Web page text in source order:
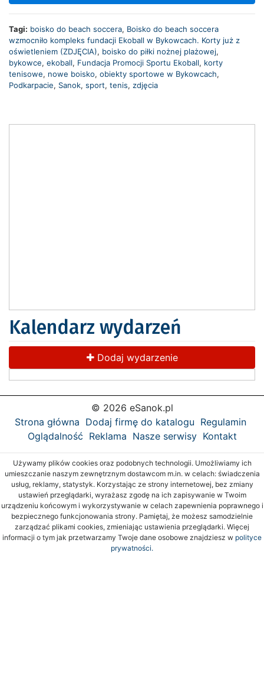
Tagi: boisko do beach soccera, Boisko do beach soccera
wzmocniło kompleks fundacji Ekoball w Bykowcach. Korty już z
oświetleniem (ZDJĘCIA), boisko do piłki nożnej plażowej,
bykowce, ekoball, Fundacja Promocji Sportu Ekoball, korty
tenisowe, nowe boisko, obiekty sportowe w Bykowcach,
Podkarpacie, Sanok, sport, tenis, zdjęcia
Kalendarz wydarzeń
Dodaj wydarzenie
© 2026 eSanok.pl
Strona główna Dodaj firmę do katalogu Regulamin
Oglądalność Reklama Nasze serwisy Kontakt
Używamy plików cookies oraz podobnych technologii. Umożliwiamy ich
umieszczanie naszym zewnętrznym dostawcom m.in. w celach: świadczenia
usług, reklamy, statystyk. Korzystając ze strony internetowej, bez zmiany
ustawień przeglądarki, wyrażasz zgodę na ich zapisywanie w Twoim
urządzeniu końcowym i wykorzystywanie w celach zapewnienia poprawnego i
bezpiecznego funkcjonowania strony. Pamiętaj, że możesz samodzielnie
zarządzać plikami cookies, zmieniając ustawienia przeglądarki. Więcej
informacji o tym jak przetwarzamy Twoje dane osobowe znajdziesz w polityce
prywatności.